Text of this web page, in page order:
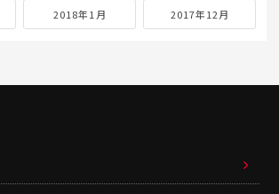
2018年1月 2017年12月